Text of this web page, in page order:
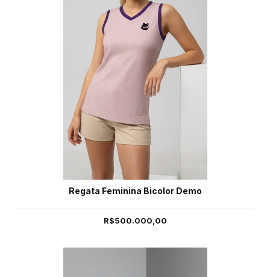
Regata Feminina Bicolor Demo
R$500.000,00